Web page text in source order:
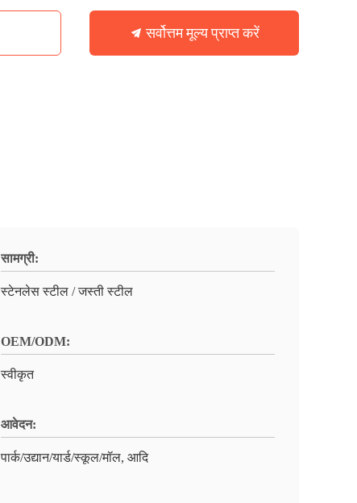
सर्वोत्तम मूल्य प्राप्त करें
सामग्री:
स्टेनलेस स्टील / जस्ती स्टील
OEM/ODM:
स्वीकृत
आवेदन:
पार्क/उद्यान/यार्ड/स्कूल/मॉल, आदि